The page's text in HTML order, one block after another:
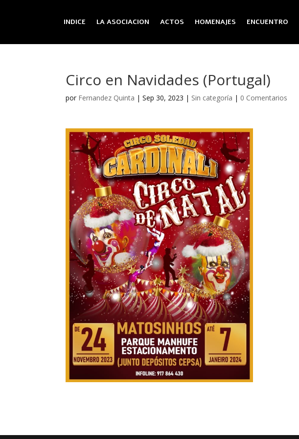
INDICE LA ASOCIACION ACTOS HOMENAJES ENCUENTRO
Circo en Navidades (Portugal)
por Fernandez Quinta |Sep 30, 2023 | Sin categoría | 0 Comentarios